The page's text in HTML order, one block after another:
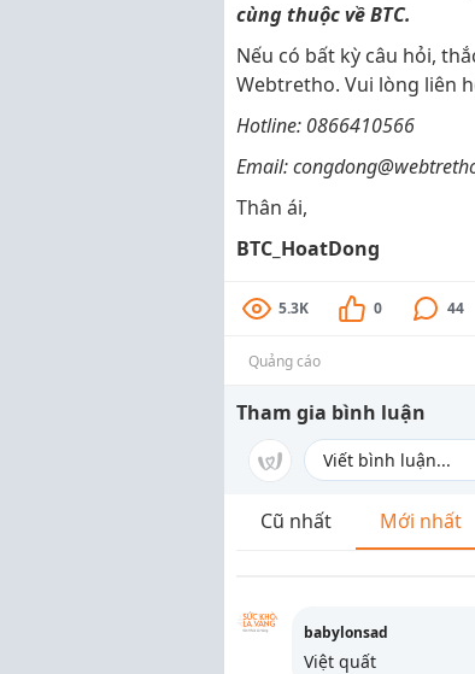
cùng thuộc về BTC.
Nếu có bất kỳ câu hỏi,
Webtretho. Vui lòng liên
Hotline: 0866410566
Email:
Thân ái,
BTC_HoatDong
5.3K 0 44
Quảng cáo
Tham gia bình luận
Cũ nhất Mới nhất
babylonsad
Việt quất